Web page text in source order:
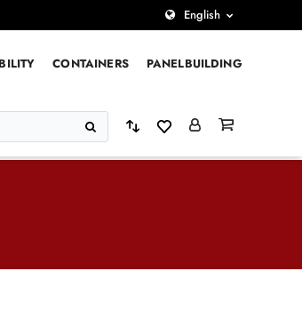
English
CONTAINERS PANELBUILDING